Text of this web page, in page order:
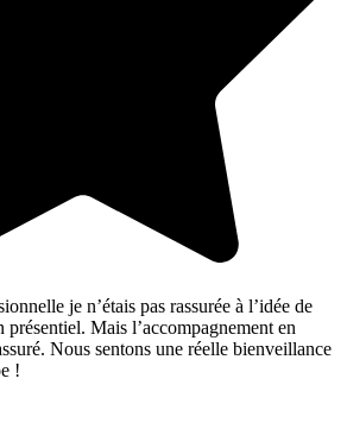
je n’étais pas rassurée à l’idée de
présentiel. Mais l’accompagnement en
Nous sentons une réelle bienveillance
!